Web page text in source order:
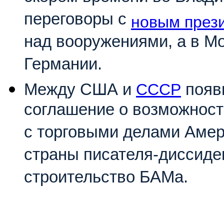
переговоры с новым
над вооружениями, а в
Германии.
Между США и СССР
соглашение о
с торговыми делами
страны писателя-
строительство БАМа.